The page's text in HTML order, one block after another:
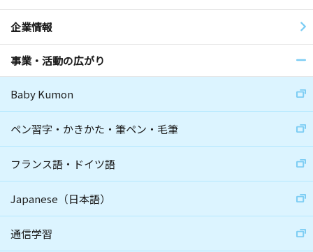
企業情報
事業・活動の広がり
Baby Kumon
ペン習字・かきかた・筆ペン・毛筆
フランス語・ドイツ語
Japanese（日本語）
通信学習